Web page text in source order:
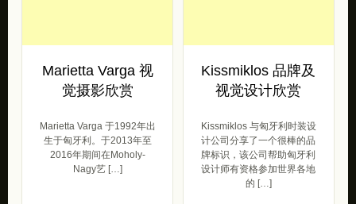
Marietta Varga 视
觉摄影欣赏
Marietta Varga 于1992年出
生于匈牙利。于2013年至
2016年期间在Moholy-
Nagy艺 […]
Kissmiklos 品牌及
视觉设计欣赏
Kissmiklos 与匈牙利时装设
计公司分享了一个很棒的品
牌标识，该公司帮助匈牙利
设计师有资格参加世界各地
的 […]